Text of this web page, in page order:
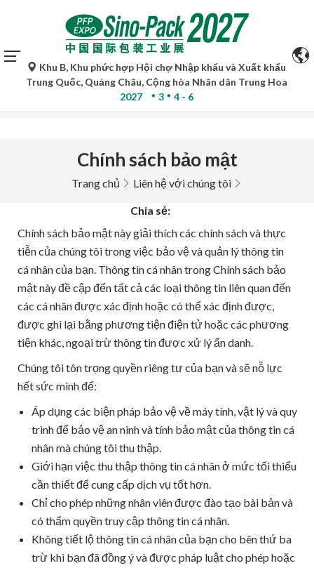
Bản dịch tự động của Google Translate chỉ mang tính chất
tham khảo và có thể không chính xác. Vui lòng tham khảo
bản gốc ngôn ngữ để biết thêm chi tiết.
Khu B, Khu phức hợp Hội chợ Nhập khẩu và Xuất khẩu
Trung Quốc, Quảng Châu, Cộng hòa Nhân dân Trung Hoa
2027
3 4 - 6
Chính sách bảo mật
Trang chủ Liên hệ với chúng tôi
Chia sẻ:
Chính sách bảo mật này giải thích các chính sách và thực
tiễn của chúng tôi trong việc bảo vệ và quản lý thông tin
cá nhân của bạn. Thông tin cá nhân trong Chính sách bảo
mật này đề cập đến tất cả các loại thông tin liên quan đến
các cá nhân được xác định hoặc có thể xác định được,
được ghi lại bằng phương tiện điện tử hoặc các phương
tiện khác, ngoại trừ thông tin được xử lý ẩn danh.
Chúng tôi tôn trọng quyền riêng tư của bạn và sẽ nỗ lực
hết sức mình để:
Áp dụng các biện pháp bảo vệ về máy tính, vật lý và quy
trình để bảo vệ an ninh và tính bảo mật của thông tin cá
nhân mà chúng tôi thu thập.
Giới hạn việc thu thập thông tin cá nhân ở mức tối thiểu
cần thiết để cung cấp dịch vụ tốt hơn.
Chỉ cho phép những nhân viên được đào tạo bài bản và
có thẩm quyền truy cập thông tin cá nhân.
Không tiết lộ thông tin cá nhân của bạn cho bên thứ ba
trừ khi bạn đã đồng ý và được pháp luật cho phép hoặc